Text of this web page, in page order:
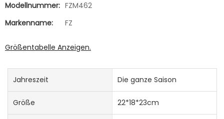
Modellnummer: FZM462
Markenname:
FZ
Größentabelle Anzeigen.
Jahreszeit Die ganze Saison
Größe 22*18*23cm